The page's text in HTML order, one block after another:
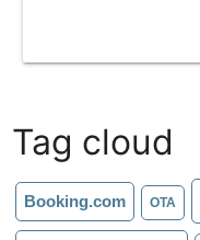
Tag cloud
Booking.com OTA